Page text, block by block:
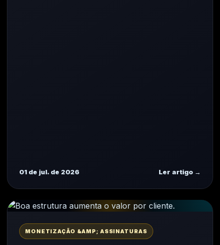
01 de jul. de 2026 Ler artigo →
MONETIZAÇÃO &AMP; ASSINATURAS